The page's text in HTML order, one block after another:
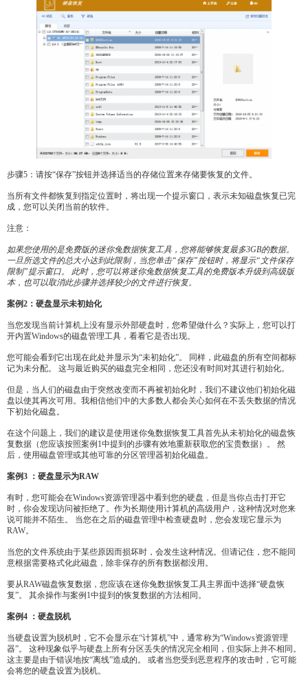
步骤5：请按“保存”按钮并选择适当的存储位置来存储要恢复的文件。
当所有文件都恢复到指定位置时，将出现一个提示窗口，表示未知磁盘恢复已完
成，您可以关闭当前的软件。
注意：
如果您使用的是免费版的迷你兔数据恢复工具，您将能够恢复最多3GB的数据。
一旦所选文件的总大小达到此限制，当您单击“保存”按钮时，将显示“文件保存
限制”提示窗口。 此时，您可以将迷你兔数据恢复工具的免费版本升级到高级版
本，也可以取消此步骤并选择较少的文件进行恢复。
案例2：硬盘显示未初始化
当您发现当前计算机上没有显示外部硬盘时，您希望做什么？实际上，您可以打
开内置Windows的磁盘管理工具，看看它是否出现。
您可能会看到它出现在此处并显示为“未初始化”。 同样，此磁盘的所有空间都标
记为未分配。 这与最近购买的磁盘完全相同，您还没有时间对其进行初始化。
但是，当人们的磁盘由于突然改变而不再被初始化时，我们不建议他们初始化磁
盘以使其再次可用。我相信他们中的大多数人都会关心如何在不丢失数据的情况
下初始化磁盘。
在这个问题上，我们的建议是使用迷你兔数据恢复工具首先从未初始化的磁盘恢
复数据（您应该按照案例1中提到的步骤有效地重新获取您的宝贵数据）。 然
后，使用磁盘管理或其他可靠的分区管理器初始化磁盘。
案例3 ：硬盘显示为RAW
有时，您可能会在Windows资源管理器中看到您的硬盘，但是当你点击打开它
时，你会发现访问被拒绝了。作为长期使用计算机的高级用户，这种情况对您来
说可能并不陌生。 当您在之后的磁盘管理中检查硬盘时，您会发现它显示为
RAW。
当您的文件系统由于某些原因而损坏时，会发生这种情况。但请记住，您不能同
意根据需要格式化此磁盘，除非保存的所有数据都没用。
要从RAW磁盘恢复数据，您应该在迷你兔数据恢复工具主界面中选择“硬盘恢
复”。 其余操作与案例1中提到的恢复数据的方法相同。
案例4 ：硬盘脱机
当硬盘设置为脱机时，它不会显示在“计算机”中，通常称为“Windows资源管理
器”。 这种现象似乎与硬盘上所有分区丢失的情况完全相同，但实际上并不相同。
这主要是由于错误地按“离线”造成的。 或者当您受到恶意程序的攻击时，它可能
会将您的硬盘设置为脱机。